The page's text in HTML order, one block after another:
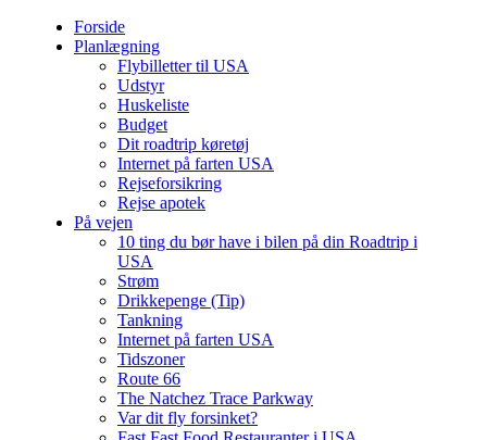
Forside
Planlægning
Flybilletter til USA
Udstyr
Huskeliste
Budget
Dit roadtrip køretøj
Internet på farten USA
Rejseforsikring
Rejse apotek
På vejen
10 ting du bør have i bilen på din Roadtrip i
USA
Strøm
Drikkepenge (Tip)
Tankning
Internet på farten USA
Tidszoner
Route 66
The Natchez Trace Parkway
Var dit fly forsinket?